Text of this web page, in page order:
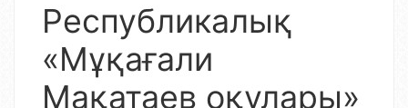
Республикалық
«Мұқағали
Мақатаев оқулары»